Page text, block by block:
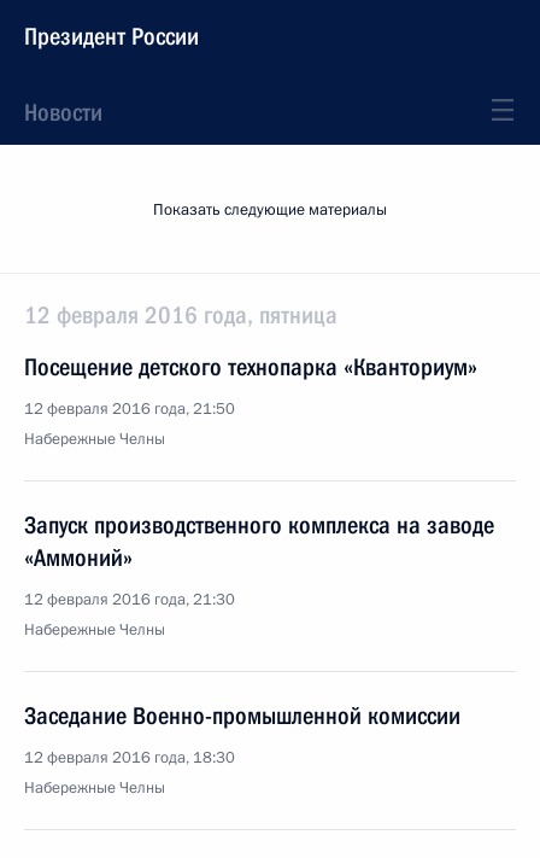
Президент России
Новости
Показать следующие материалы
12 февраля 2016 года, пятница
Посещение детского технопарка «Кванториум»
12 февраля 2016 года, 21:50
Набережные Челны
Запуск производственного комплекса на заводе
«Аммоний»
12 февраля 2016 года, 21:30
Набережные Челны
Заседание Военно-промышленной комиссии
12 февраля 2016 года, 18:30
Набережные Челны